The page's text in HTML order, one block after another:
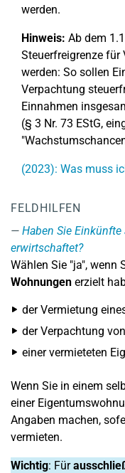
werden.
Hinweis: Ab dem
Steuerfreigrenze
werden: So sollen
Verpachtung
Einnahmen
(§ 3 Nr. 73 EStG,
(2023): Was muss
FELDHILFEN
Haben Sie Einkünfte
erwirtschaftet?
Wählen Sie "ja", wenn
Wohnungen erzielt
der Vermietung
der Verpachtung
einer vermieteten
Wenn Sie in einem
einer
Angaben machen,
vermieten.
Wichtig: Für